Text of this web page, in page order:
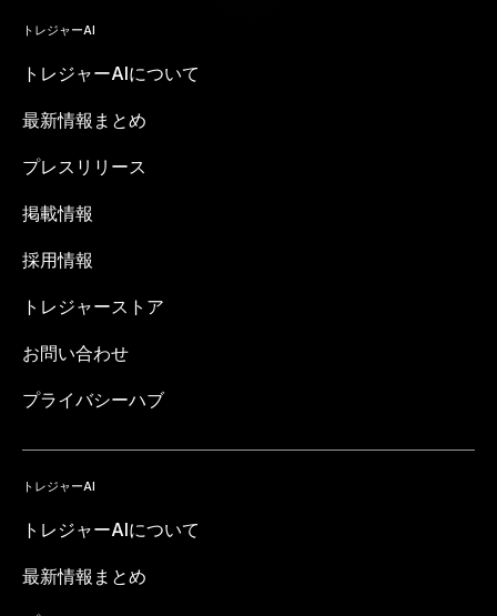
トレジャーAI
トレジャーAIについて
最新情報まとめ
プレスリリース
掲載情報
採用情報
トレジャーストア
お問い合わせ
プライバシーハブ
トレジャーAI
トレジャーAIについて
最新情報まとめ